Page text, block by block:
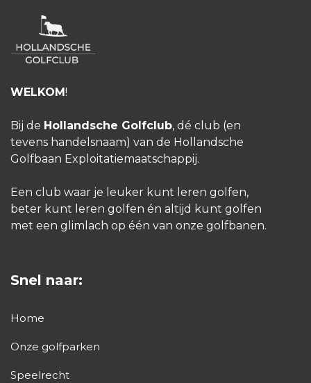
WELKOM!
Bij de Hollandsche Golfclub, dé club (en
tevens handelsnaam) van de Hollandsche
Golfbaan Exploitatiemaatschappij.
Een club waar je leuker kunt leren golfen,
beter kunt leren golfen én altijd kunt golfen
met een glimlach op één van onze golfbanen.
Snel naar:
Home
Onze golfparken
Speelrecht